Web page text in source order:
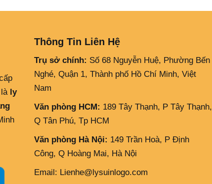
ly
Thông Tin Liên Hệ
Trụ sở chính: Số 68 Nguyễn Huệ, Phường Bến
Nghé, Quận 1, Thành phố Hồ Chí Minh, Việt
Nam
Văn phòng HCM: 189 Tây Thạnh, P Tây Thạnh,
Q Tân Phú, Tp HCM
Văn phòng Hà Nội: 149 Trần Hoà, P Định
Công, Q Hoàng Mai, Hà Nội
Email: Lienhe@lysuinlogo.com